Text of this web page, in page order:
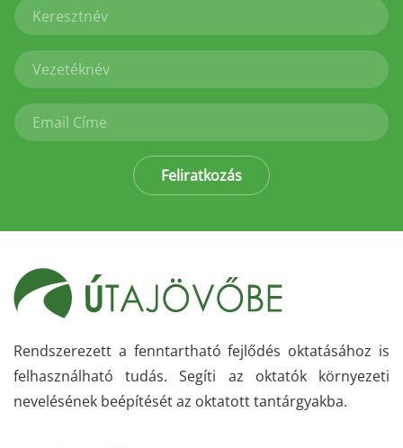
Feliratkozás
Rendszerezett a fenntartható fejlődés oktatásához is
felhasználható tudás. Segíti az oktatók környezeti
nevelésének beépítését az oktatott tantárgyakba.